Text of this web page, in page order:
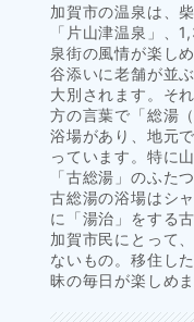
加賀市の温泉は、
「片山津温泉」、
泉街の風情が楽し
谷添いに老舗が並
大別されます。そ
方の言葉で「総湯
浴場があり、地元
っています。特に
「古総湯」のふた
古総湯の浴場はシ
に「湯治」をする
加賀市民にとって
ないもの。移住し
昧の毎日が楽しめま